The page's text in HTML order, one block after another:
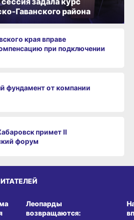
края вправе
при подключении
фундамент от компании
примет II
форум
района
Леопарды
возвращаются: